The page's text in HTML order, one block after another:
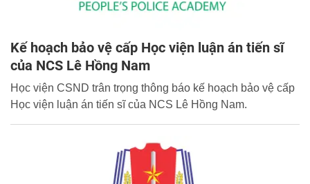
Kế hoạch bảo vệ cấp Học viện luận án tiến sĩ
của NCS Lê Hồng Nam
Học viện CSND trân trọng thông báo kế hoạch bảo vệ cấp
Học viện luận án tiến sĩ của NCS Lê Hồng Nam.